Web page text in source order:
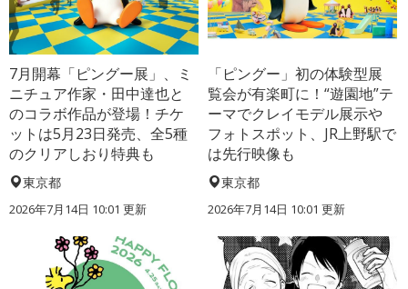
7月開幕「ピングー展」、ミ
ニチュア作家・田中達也と
のコラボ作品が登場！チケ
ットは5月23日発売、全5種
のクリアしおり特典も
東京都
2026年7月14日 10:01 更新
「ピングー」初の体験型展
覧会が有楽町に！“遊園地”テ
ーマでクレイモデル展示や
フォトスポット、JR上野駅で
は先行映像も
東京都
2026年7月14日 10:01 更新